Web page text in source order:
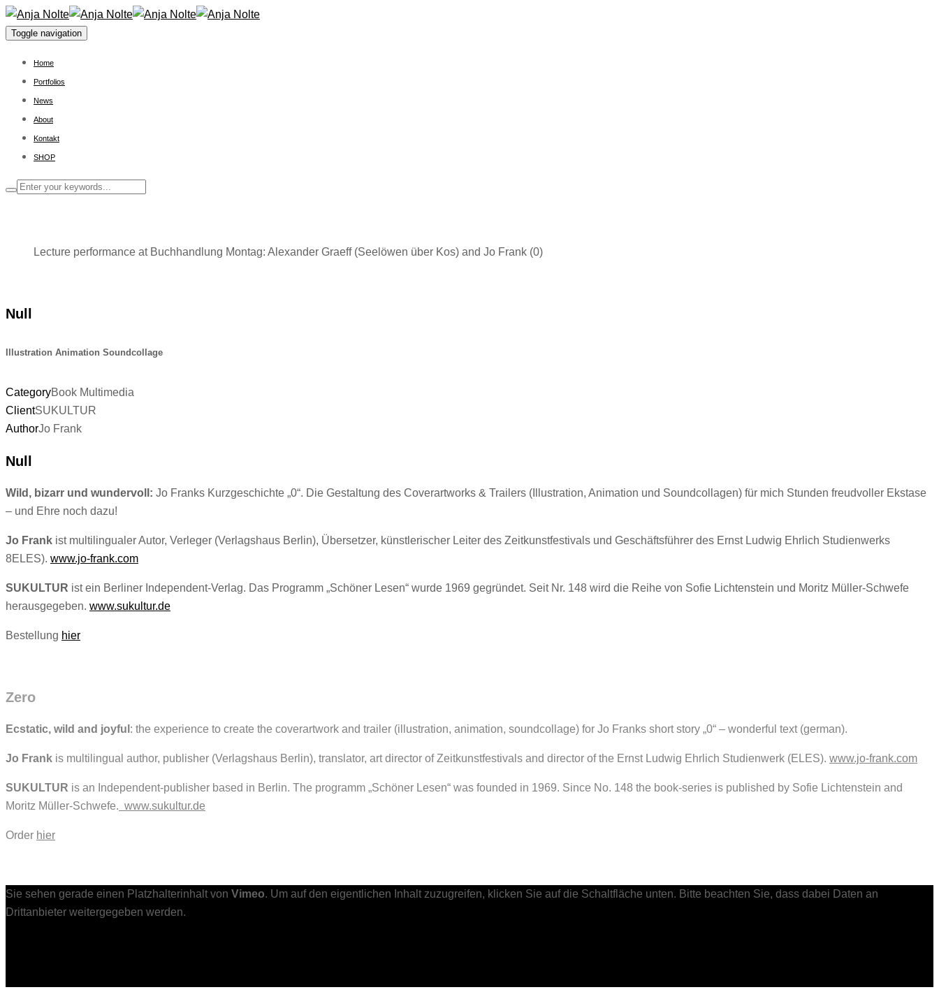
Toggle navigation
Home
Portfolios
News
About
Kontakt
SHOP
Lecture performance at Buchhandlung Montag: Alexander Graeff (Seelöwen über Kos) and Jo Frank (0)
Null
Illustration Animation Soundcollage
CategoryBook Multimedia
ClientSUKULTUR
AuthorJo Frank
Null
Wild, bizarr und wundervoll: Jo Franks Kurzgeschichte „0“. Die Gestaltung des Coverartworks & Trailers (Illustration, Animation und Soundcollagen) für mich Stunden freudvoller Ekstase
– und Ehre noch dazu!
Jo Frank ist multilingualer Autor, Verleger (Verlagshaus Berlin), Übersetzer, künstlerischer Leiter des Zeitkunstfestivals und Geschäftsführer des Ernst Ludwig Ehrlich Studienwerks
8ELES). www.jo-frank.com
SUKULTUR ist ein Berliner Independent-Verlag. Das Programm „Schöner Lesen“ wurde 1969 gegründet. Seit Nr. 148 wird die Reihe von Sofie Lichtenstein und Moritz Müller-Schwefe
herausgegeben. www.sukultur.de
Bestellung hier
Zero
Ecstatic, wild and joyful : the experience to create the coverartwork and trailer (illustration, animation, soundcollage) for Jo Franks short story „0“ – wonderful text (german).
Jo Frank is multilingual author, publisher (Verlagshaus Berlin), translator, art director of Zeitkunstfestivals and director of the Ernst Ludwig Ehrlich Studienwerk (ELES). www.jo-frank.com
SUKULTUR is an Independent-publisher based in Berlin. The programm „Schöner Lesen“ was founded in 1969. Since No. 148 the book-series is published by Sofie Lichtenstein and
Moritz Müller-Schwefe. www.sukultur.de
Order hier
Sie sehen gerade einen Platzhalterinhalt von Vimeo. Um auf den eigentlichen Inhalt zuzugreifen, klicken Sie auf die Schaltfläche unten. Bitte beachten Sie, dass dabei Daten an
Drittanbieter weitergegeben werden.